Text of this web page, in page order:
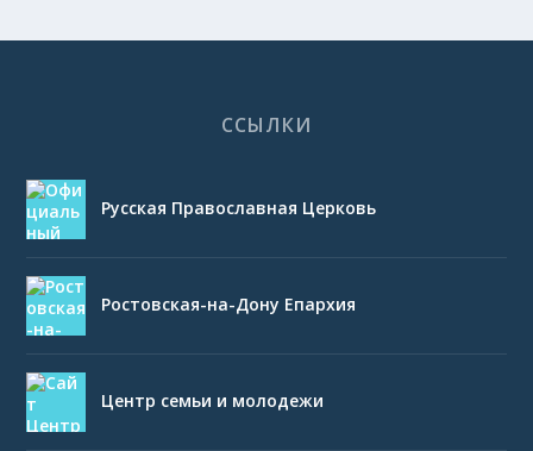
ССЫЛКИ
Русская Православная Церковь
Ростовская-на-Дону Епархия
Центр семьи и молодежи